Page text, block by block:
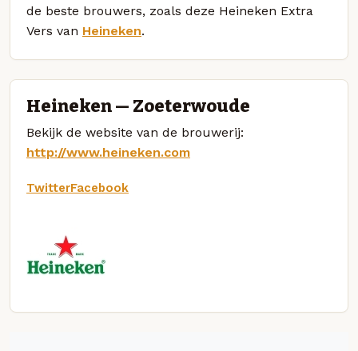
de beste brouwers, zoals deze Heineken Extra
Vers van Heineken.
Heineken — Zoeterwoude
Bekijk de website van de brouwerij:
http://www.heineken.com
TwitterFacebook